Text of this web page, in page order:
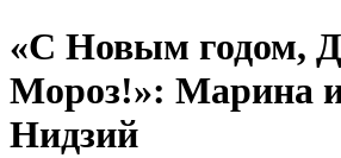
«С Новым годом,
Мороз!»: Марина
Нидзий